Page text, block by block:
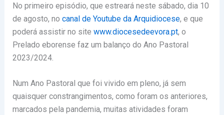
No primeiro episódio, que estreará neste sábado, dia 10
de agosto, no canal de Youtube da Arquidiocese, e que
poderá assistir no site www.diocesedeevora.pt, o
Prelado eborense faz um balanço do Ano Pastoral
2023/2024.
Num Ano Pastoral que foi vivido em pleno, já sem
quaisquer constrangimentos, como foram os anteriores,
marcados pela pandemia, muitas atividades foram